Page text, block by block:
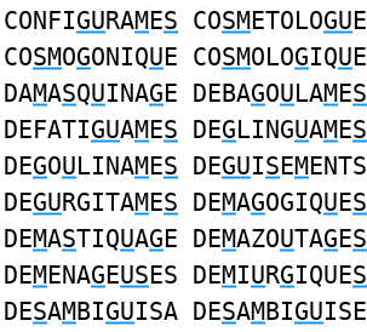
CONFIGURAMES COSMETOLOGUE
COSMOGONIQUE COSMOLOGIQUE
DAMASQUINAGE DEBAGOULAMES
DEFATIGUAMES DEGLINGUAMES
DEGOULINAMES DEGUISEMENTS
DEGURGITAMES DEMAGOGIQUES
DEMASTIQUAGE DEMAZOUTAGES
DEMENAGEUSES DEMIURGIQUES
DESAMBIGUISA DESAMBIGUISE